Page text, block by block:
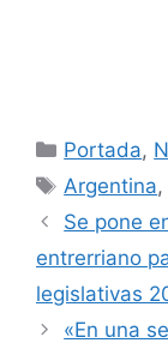
Categorías
Portada,
Etiquetas
Argentina
Se pone
entrerriano
legislativas
«En una